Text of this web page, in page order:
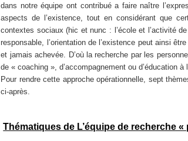
dans notre équipe ont contribué a faire naître
aspects de l’existence, tout en considérant que
contextes sociaux (hic et nunc : l’école et l’activité
responsable, l’orientation de l’existence peut ainsi
et jamais achevée. D’où la recherche par les
de « coaching », d’accompagnement ou d’éducation à
Pour rendre cette approche opérationnelle, sept
ci-après.
Thématiques de L’équipe de recherche